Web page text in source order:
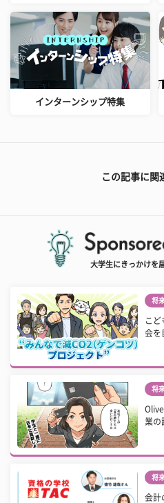
インターンシップ特集
この記事に関
大学生にきっかけを
将
こど
会を
将
業の
将
会計